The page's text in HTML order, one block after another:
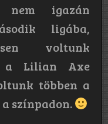
igazán
ligába,
voltunk
a Lilian Axe
többen a
színpadon.